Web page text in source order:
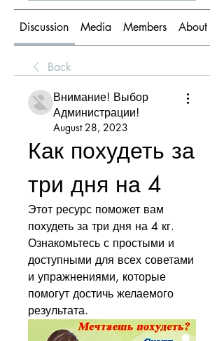
Discussion Media Members About
Back
Внимание! Выбор
Администрации!
August 28, 2023
Как похудеть за
три дня на 4
Этот ресурс поможет вам
похудеть за три дня на 4 кг.
Ознакомьтесь с простыми и
доступными для всех советами
и упражнениями, которые
помогут достичь желаемого
результата.